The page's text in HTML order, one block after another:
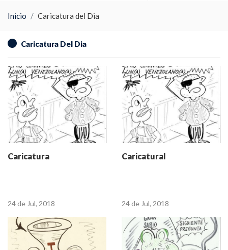
Inicio Caricatura del Dia
Caricatura Del Dia
Caricatura
24 de Jul, 2018
Caricatural
24 de Jul, 2018